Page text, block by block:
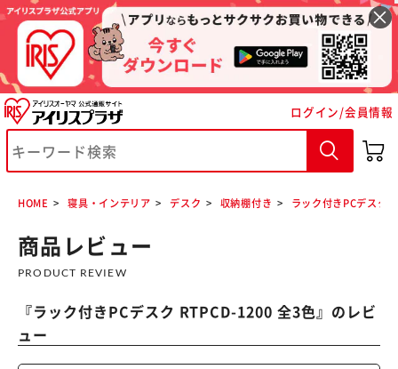
ログイン/会員情報
HOME 寝具・インテリア デスク 収納棚付き ラック付きPCデスク
商品レビュー
PRODUCT REVIEW
『ラック付きPCデスク RTPCD-1200 全3色』のレビ
ュー※ご確認ください